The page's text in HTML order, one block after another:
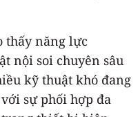
thấy năng lực
nội soi chuyên sâu
kỹ thuật khó đang
sự phối hợp đa